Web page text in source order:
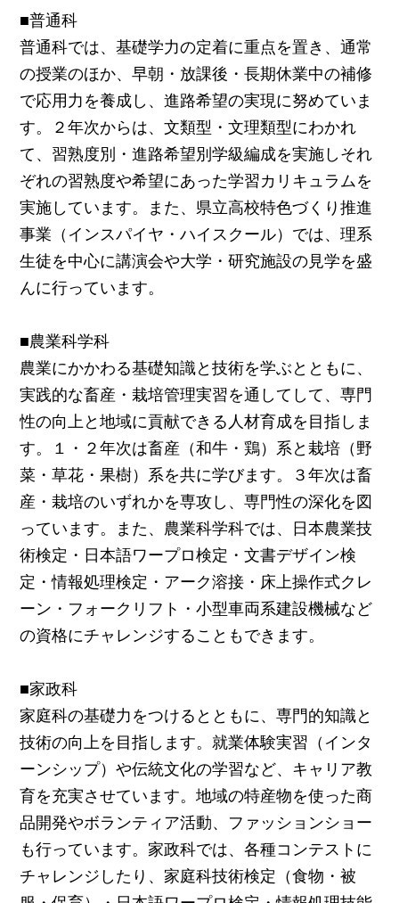
■普通科
普通科では、基礎学力の定着に重点を置き、通常
の授業のほか、早朝・放課後・長期休業中の補修
で応用力を養成し、進路希望の実現に努めていま
す。２年次からは、文類型・文理類型にわかれ
て、習熟度別・進路希望別学級編成を実施しそれ
ぞれの習熟度や希望にあった学習カリキュラムを
実施しています。また、県立高校特色づくり推進
事業（インスパイヤ・ハイスクール）では、理系
生徒を中心に講演会や大学・研究施設の見学を盛
んに行っています。
■農業科学科
農業にかかわる基礎知識と技術を学ぶとともに、
実践的な畜産・栽培管理実習を通してして、専門
性の向上と地域に貢献できる人材育成を目指しま
す。１・２年次は畜産（和牛・鶏）系と栽培（野
菜・草花・果樹）系を共に学びます。３年次は畜
産・栽培のいずれかを専攻し、専門性の深化を図
っています。また、農業科学科では、日本農業技
術検定・日本語ワープロ検定・文書デザイン検
定・情報処理検定・アーク溶接・床上操作式クレ
ーン・フォークリフト・小型車両系建設機械など
の資格にチャレンジすることもできます。
■家政科
家庭科の基礎力をつけるとともに、専門的知識と
技術の向上を目指します。就業体験実習（インタ
ーンシップ）や伝統文化の学習など、キャリア教
育を充実させています。地域の特産物を使った商
品開発やボランティア活動、ファッションショー
も行っています。家政科では、各種コンテストに
チャレンジしたり、家庭科技術検定（食物・被